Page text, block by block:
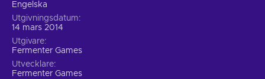
Engelska
Utgivningsdatum
14 mars 2014
Utgivare
Fermenter Games
Utvecklare
Fermenter Games